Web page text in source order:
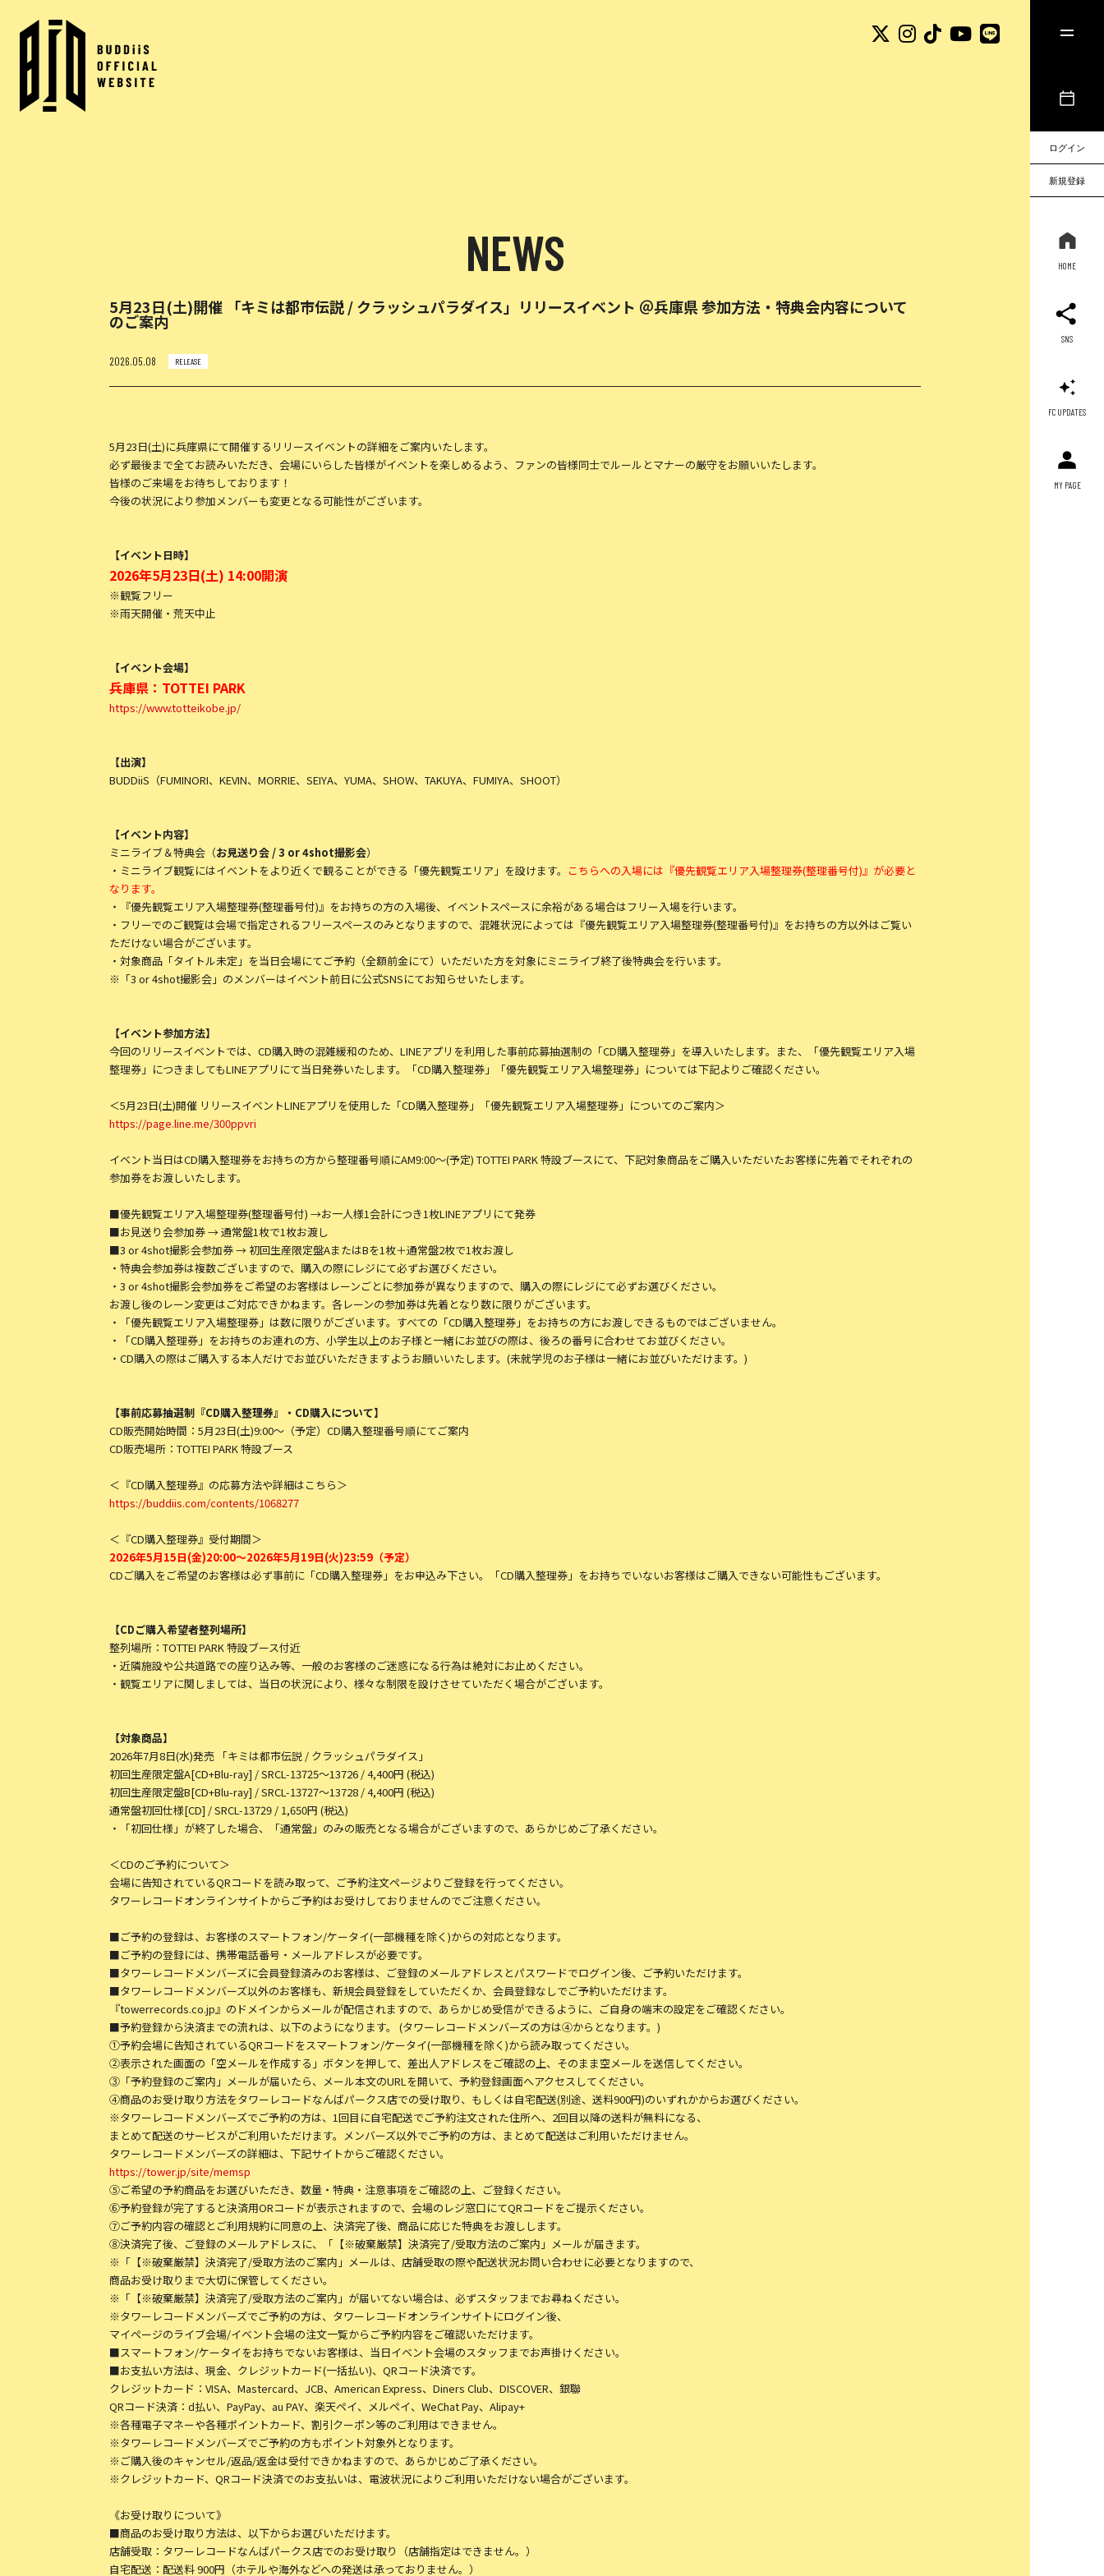
ログイン
新規登録
HOME
SNS
FC UPDATES
MY PAGE
NEWS
5月23日(土)開催 「キミは都市伝説 / クラッシュパラダイス」リリースイベント ＠兵庫県 参加方法・特典会内容について
のご案内
2026.05.08 RELEASE
5月23日(土)に兵庫県にて開催するリリースイベントの詳細をご案内いたします。
必ず最後まで全てお読みいただき、会場にいらした皆様がイベントを楽しめるよう、ファンの皆様同士でルールとマナーの厳守をお願いいたします。
皆様のご来場をお待ちしております！
今後の状況により参加メンバーも変更となる可能性がございます。
【イベント日時】
2026年5月23日(土) 14:00開演
※観覧フリー
※雨天開催・荒天中止
【イベント会場】
兵庫県：TOTTEI PARK
https://www.totteikobe.jp/
【出演】
BUDDiiS（FUMINORI、KEVIN、MORRIE、SEIYA、YUMA、SHOW、TAKUYA、FUMIYA、SHOOT）
【イベント内容】
ミニライブ＆特典会（お見送り会 / 3 or 4shot撮影会）
・ミニライブ観覧にはイベントをより近くで観ることができる「優先観覧エリア」を設けます。 こちらへの入場には『優先観覧エリア入場整理券(整理番号付)』が必要と
なります。
・『優先観覧エリア入場整理券(整理番号付)』をお持ちの方の入場後、イベントスペースに余裕がある場合はフリー入場を行います。
・フリーでのご観覧は会場で指定されるフリースペースのみとなりますので、混雑状況によっては『優先観覧エリア入場整理券(整理番号付)』をお持ちの方以外はご覧い
ただけない場合がございます。
・対象商品「タイトル未定」を当日会場にてご予約（全額前金にて）いただいた方を対象にミニライブ終了後特典会を行います。
※「3 or 4shot撮影会」のメンバーはイベント前日に公式SNSにてお知らせいたします。
【イベント参加方法】
今回のリリースイベントでは、CD購入時の混雑緩和のため、LINEアプリを利用した事前応募抽選制の「CD購入整理券」を導入いたします。また、「優先観覧エリア入場
整理券」につきましてもLINEアプリにて当日発券いたします。「CD購入整理券」「優先観覧エリア入場整理券」については下記よりご確認ください。
＜5月23日(土)開催 リリースイベントLINEアプリを使用した「CD購入整理券」「優先観覧エリア入場整理券」についてのご案内＞
https://page.line.me/300ppvri
イベント当日はCD購入整理券をお持ちの方から整理番号順にAM9:00〜(予定) TOTTEI PARK 特設ブースにて、下記対象商品をご購入いただいたお客様に先着でそれぞれの
参加券をお渡しいたします。
■優先観覧エリア入場整理券(整理番号付) →お一人様1会計につき1枚LINEアプリにて発券
■お見送り会参加券 → 通常盤1枚で1枚お渡し
■3 or 4shot撮影会参加券 → 初回生産限定盤AまたはBを1枚＋通常盤2枚で1枚お渡し
・特典会参加券は複数ございますので、購入の際にレジにて必ずお選びください。
・3 or 4shot撮影会参加券をご希望のお客様はレーンごとに参加券が異なりますので、購入の際にレジにて必ずお選びください。
お渡し後のレーン変更はご対応できかねます。各レーンの参加券は先着となり数に限りがございます。
・「優先観覧エリア入場整理券」は数に限りがございます。すべての「CD購入整理券」をお持ちの方にお渡しできるものではございません。
・「CD購入整理券」をお持ちのお連れの方、小学生以上のお子様と一緒にお並びの際は、後ろの番号に合わせてお並びください。
・CD購入の際はご購入する本人だけでお並びいただきますようお願いいたします。(未就学児のお子様は一緒にお並びいただけます。)
【事前応募抽選制『CD購入整理券』・CD購入について】
CD販売開始時間：5月23日(土)9:00〜（予定）CD購入整理番号順にてご案内
CD販売場所：TOTTEI PARK 特設ブース
＜『CD購入整理券』の応募方法や詳細はこちら＞
https://buddiis.com/contents/1068277
＜『CD購入整理券』受付期間＞
2026年5月15日(金)20:00～2026年5月19日(火)23:59（予定）
CDご購入をご希望のお客様は必ず事前に「CD購入整理券」をお申込み下さい。「CD購入整理券」をお持ちでいないお客様はご購入できない可能性もございます。
【CDご購入希望者整列場所】
整列場所：TOTTEI PARK 特設ブース付近
・近隣施設や公共道路での座り込み等、一般のお客様のご迷惑になる行為は絶対にお止めください。
・観覧エリアに関しましては、当日の状況により、様々な制限を設けさせていただく場合がございます。
【対象商品】
2026年7月8日(水)発売 「キミは都市伝説 / クラッシュパラダイス」
初回生産限定盤A[CD+Blu-ray] / SRCL-13725〜13726 / 4,400円 (税込)
初回生産限定盤B[CD+Blu-ray] / SRCL-13727〜13728 / 4,400円 (税込)
通常盤初回仕様[CD] / SRCL-13729 / 1,650円 (税込)
・「初回仕様」が終了した場合、「通常盤」のみの販売となる場合がございますので、あらかじめご了承ください。
＜CDのご予約について＞
会場に告知されているQRコードを読み取って、ご予約注文ページよりご登録を行ってください。
タワーレコードオンラインサイトからご予約はお受けしておりませんのでご注意ください。
■ご予約の登録は、お客様のスマートフォン/ケータイ(一部機種を除く)からの対応となります。
■ご予約の登録には、携帯電話番号・メールアドレスが必要です。
■タワーレコードメンバーズに会員登録済みのお客様は、ご登録のメールアドレスとパスワードでログイン後、ご予約いただけます。
■タワーレコードメンバーズ以外のお客様も、新規会員登録をしていただくか、会員登録なしでご予約いただけます。
『towerrecords.co.jp』のドメインからメールが配信されますので、あらかじめ受信ができるように、ご自身の端末の設定をご確認ください。
■予約登録から決済までの流れは、以下のようになります。 (タワーレコードメンバーズの方は④からとなります。)
①予約会場に告知されているQRコードをスマートフォン/ケータイ(一部機種を除く)から読み取ってください。
②表示された画面の「空メールを作成する」ボタンを押して、差出人アドレスをご確認の上、そのまま空メールを送信してください。
③「予約登録のご案内」メールが届いたら、メール本文のURLを開いて、予約登録画面へアクセスしてください。
④商品のお受け取り方法をタワーレコードなんばパークス店での受け取り、もしくは自宅配送(別途、送料900円)のいずれかからお選びください。
※タワーレコードメンバーズでご予約の方は、1回目に自宅配送でご予約注文された住所へ、2回目以降の送料が無料になる、
まとめて配送のサービスがご利用いただけます。メンバーズ以外でご予約の方は、まとめて配送はご利用いただけません。
タワーレコードメンバーズの詳細は、下記サイトからご確認ください。
https://tower.jp/site/memsp
⑤ご希望の予約商品をお選びいただき、数量・特典・注意事項をご確認の上、ご登録ください。
⑥予約登録が完了すると決済用ORコードが表示されますので、会場のレジ窓口にてQRコードをご提示ください。
⑦ご予約内容の確認とご利用規約に同意の上、決済完了後、商品に応じた特典をお渡しします。
⑧決済完了後、ご登録のメールアドレスに、「【※破棄厳禁】決済完了/受取方法のご案内」メールが届きます。
※「【※破棄厳禁】決済完了/受取方法のご案内」メールは、店舗受取の際や配送状況お問い合わせに必要となりますので、
商品お受け取りまで大切に保管してください。
※「【※破棄厳禁】決済完了/受取方法のご案内」が届いてない場合は、必ずスタッフまでお尋ねください。
※タワーレコードメンバーズでご予約の方は、タワーレコードオンラインサイトにログイン後、
マイページのライブ会場/イベント会場の注文一覧からご予約内容をご確認いただけます。
■スマートフォン/ケータイをお持ちでないお客様は、当日イベント会場のスタッフまでお声掛けください。
■お支払い方法は、現金、クレジットカード(一括払い)、QRコード決済です。
クレジットカード：VISA、Mastercard、JCB、American Express、Diners Club、DISCOVER、銀聯
QRコード決済：d払い、PayPay、au PAY、楽天ペイ、メルペイ、WeChat Pay、Alipay+
※各種電子マネーや各種ポイントカード、割引クーポン等のご利用はできません。
※タワーレコードメンバーズでご予約の方もポイント対象外となります。
※ご購入後のキャンセル/返品/返金は受付できかねますので、あらかじめご了承ください。
※クレジットカード、QRコード決済でのお支払いは、電波状況によりご利用いただけない場合がございます。
《お受け取りについて》
■商品のお受け取り方法は、以下からお選びいただけます。
店舗受取：タワーレコードなんばパークス店でのお受け取り（店舗指定はできません。）
自宅配送：配送料 900円（ホテルや海外などへの発送は承っておりません。）